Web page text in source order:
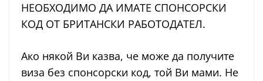
НЕОБХОДИМО ДА ИМАТЕ СПОНСОРСКИ
КОД ОТ БРИТАНСКИ РАБОТОДАТЕЛ.
Ако някой Ви казва, че може да получите
виза без спонсорски код, той Ви мами. Не